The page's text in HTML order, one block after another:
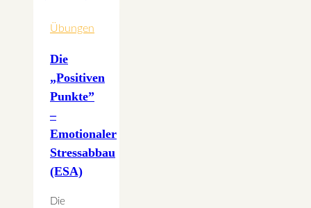
Übungen
Die
„Positiven
Punkte”
–
Emotionaler
Stressabbau
(ESA)
Die